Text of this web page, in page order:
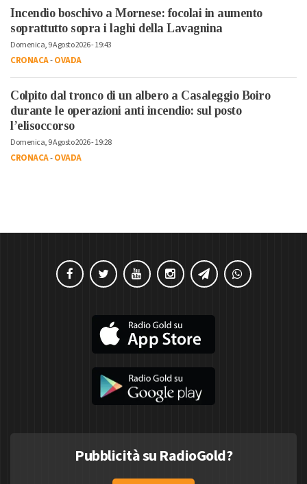
Incendio boschivo a Mornese: focolai in aumento
soprattutto sopra i laghi della Lavagnina
Domenica, 9 Agosto 2026 - 19:43
CRONACA-OVADA
Colpito dal tronco di un albero a Casaleggio Boiro
durante le operazioni anti incendio: sul posto
l’elisoccorso
Domenica, 9 Agosto 2026 - 19:28
CRONACA-OVADA
Pubblicità su RadioGold?